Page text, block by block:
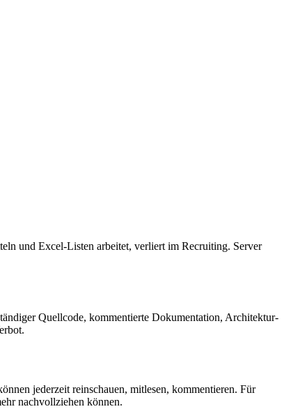
und Excel-Listen arbeitet, verliert im Recruiting. Server
Quellcode, kommentierte Dokumentation, Architektur-
jederzeit reinschauen, mitlesen, kommentieren. Für
nachvollziehen können.